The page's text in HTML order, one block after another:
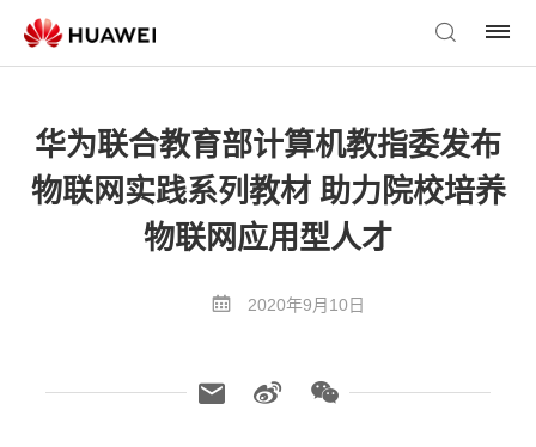
华为联合教育部计算机教指委发布
物联网实践系列教材 助力院校培养
物联网应用型人才
2020年9月10日